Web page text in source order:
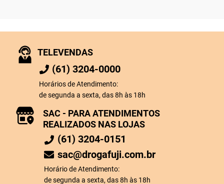
TELEVENDAS
(61) 3204-0000
Horários de Atendimento:
de segunda a sexta, das 8h às 18h
SAC - PARA ATENDIMENTOS
REALIZADOS NAS LOJAS
(61) 3204-0151
sac@drogafuji.com.br
Horário de Atendimento:
de segunda a sexta, das 8h às 18h